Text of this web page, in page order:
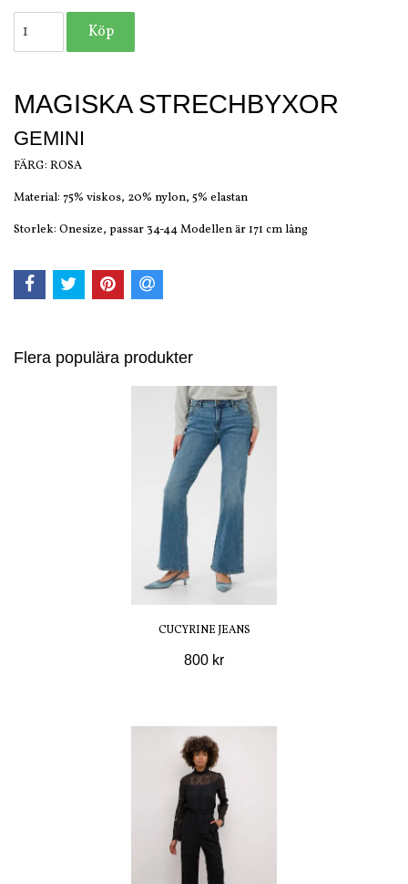
MAGISKA STRECHBYXOR
GEMINI
FÄRG: ROSA
Material: 75% viskos, 20% nylon, 5% elastan
Storlek: Onesize, passar 34-44 Modellen är 171 cm lång
Flera populära produkter
CUCYRINE JEANS
800 kr